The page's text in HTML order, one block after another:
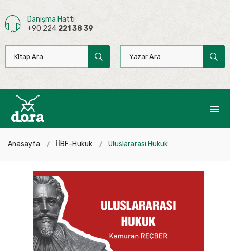
Danışma Hattı
+90 224 221 38 39
Anasayfa İİBF-Hukuk Uluslararası Hukuk